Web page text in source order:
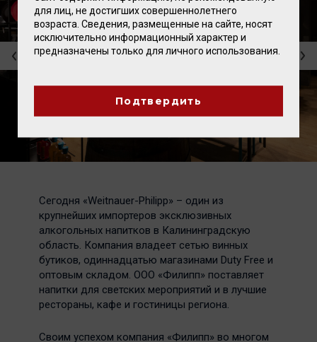
Сегодня «Weitnauer-Philipp» – один из
крупнейших импортеров эксклюзивных
алкогольных напитков в Калининградскую
область. Компания владеет сетью винных
бутиков, одиннадцатью магазинами Duty Free и
оптовым складом. ООО «Филипп» поставляет
напитки для светских мероприятий и в лучшие
рестораны, кафе и гостиницы региона.
Своим успехом компания «Филипп» во многом
для лиц, не достигших совершеннолетнего
возраста. Сведения, размещенные на сайте, носят
исключительно информационный характер и
предназначены только для личного использования.
Подтвердить